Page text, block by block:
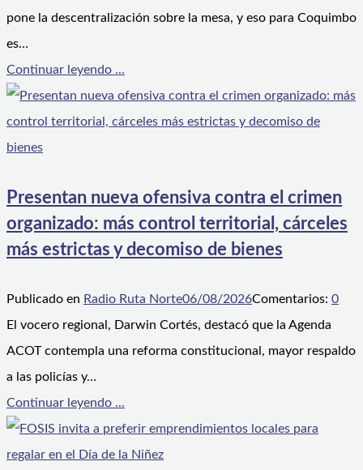
pone la descentralización sobre la mesa, y eso para Coquimbo
es…
Continuar leyendo ...
Presentan nueva ofensiva contra el crimen
organizado: más control territorial, cárceles
más estrictas y decomiso de bienes
Publicado en Radio Ruta Norte06/08/2026Comentarios: 0
El vocero regional, Darwin Cortés, destacó que la Agenda
ACOT contempla una reforma constitucional, mayor respaldo
a las policías y…
Continuar leyendo ...